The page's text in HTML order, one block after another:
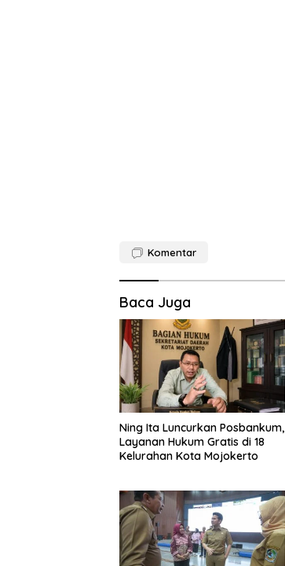
Komentar
Baca Juga
Ning Ita Luncurkan Posbankum,
Layanan Hukum Gratis di 18
Kelurahan Kota Mojokerto